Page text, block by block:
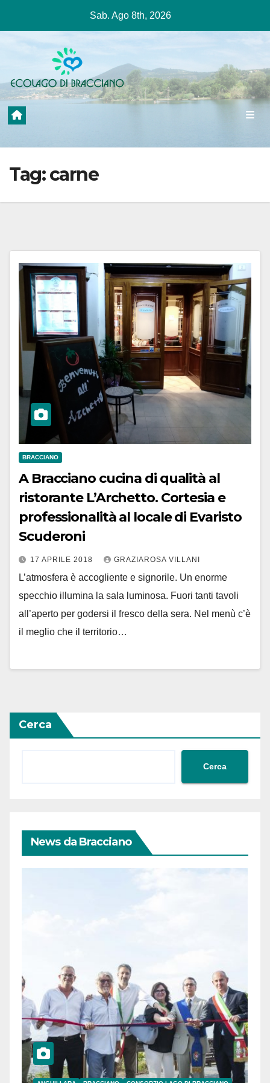
contenuto
Sab. Ago 8th, 2026
Tag:carne
BRACCIANO
A Bracciano cucina di qualità al
ristorante L’Archetto. Cortesia e
professionalità al locale di Evaristo
Scuderoni
17 APRILE 2018 GRAZIAROSA VILLANI
L’atmosfera è accogliente e signorile. Un enorme
specchio illumina la sala luminosa. Fuori tanti tavoli
all’aperto per godersi il fresco della sera. Nel menù c’è
il meglio che il territorio…
Cerca
Cerca
News da Bracciano